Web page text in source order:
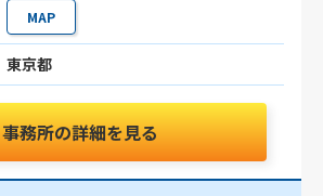
MAP
東京都
事務所の詳細を見る